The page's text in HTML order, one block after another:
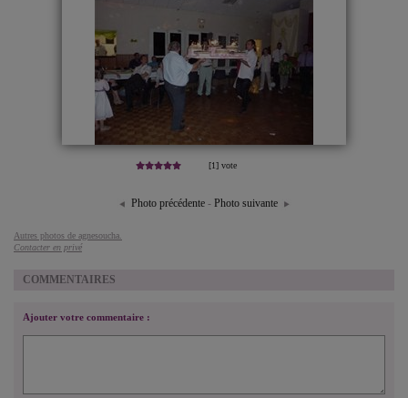
[1] vote
Photo précédente- Photo suivante
Autres photos de agnesoucha.
Contacter en privé
COMMENTAIRES
Ajouter votre commentaire :